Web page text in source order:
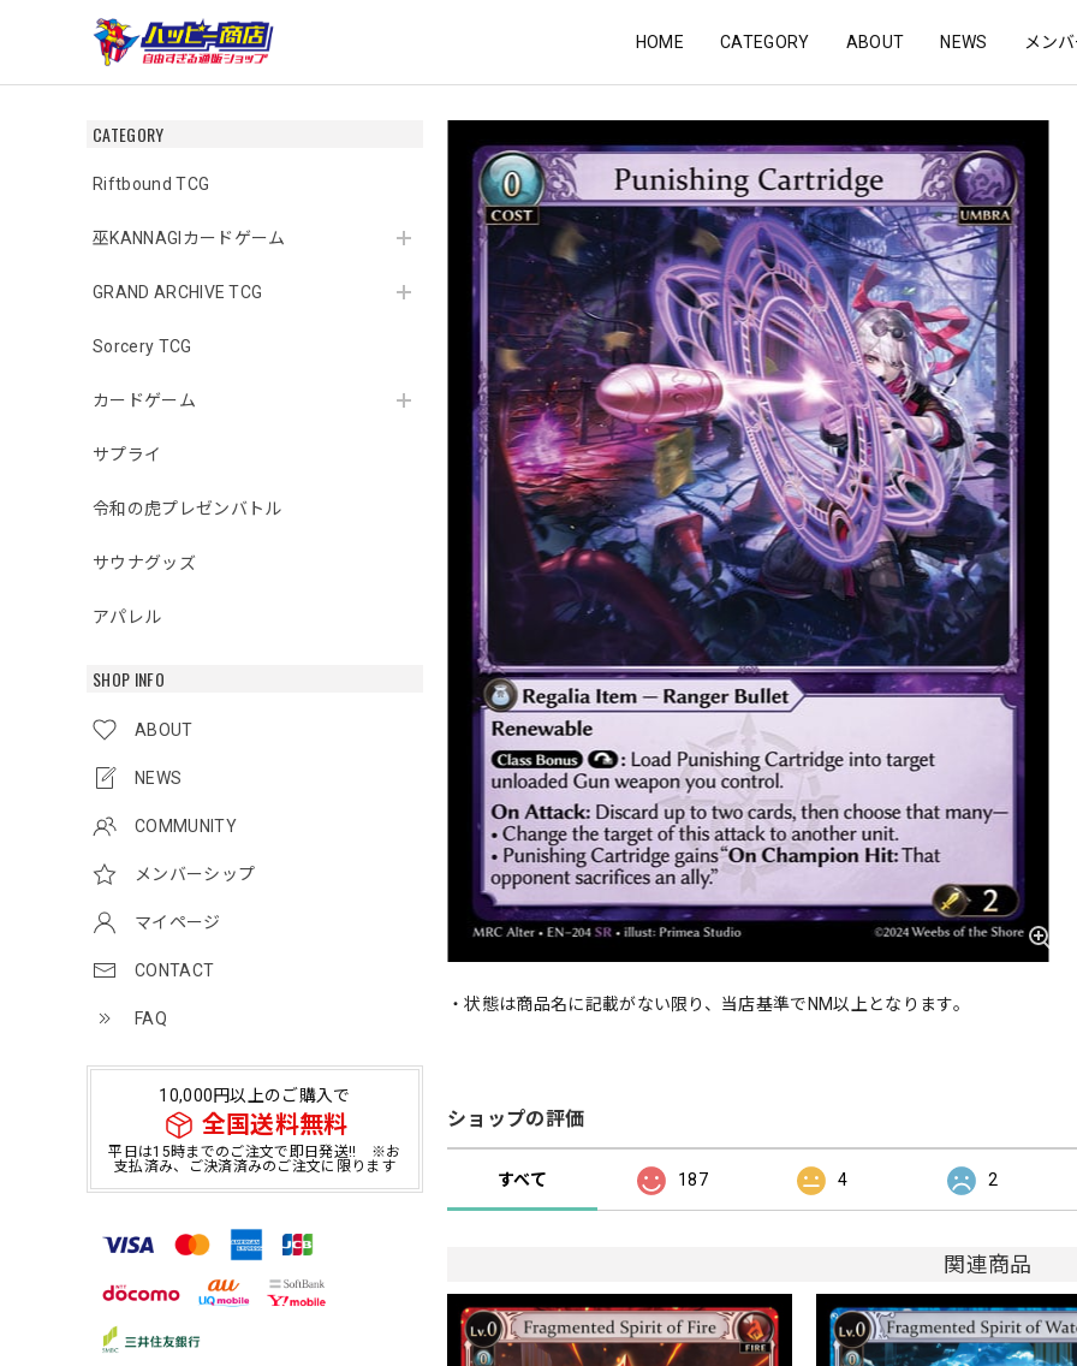
HOME CATEGORY ABOUT NEWS メン
CATEGORY
Riftbound TCG
巫KANNAGIカードゲーム
GRAND ARCHIVE TCG
Sorcery TCG
カードゲーム
サプライ
令和の虎プレゼンバトル
サウナグッズ
アパレル
SHOP INFO
ABOUT
NEWS
COMMUNITY
メンバーシップ
マイページ
CONTACT
FAQ
10,000円以上のご購入で
全国送料無料
平日は15時までのご注文で即日発送!! ※お
支払済み、ご決済済みのご注文に限ります
・状態は商品名に記載がない限り、当店基準でNM以上となります。
ショップの評価
すべて 187 4 2
関連商品